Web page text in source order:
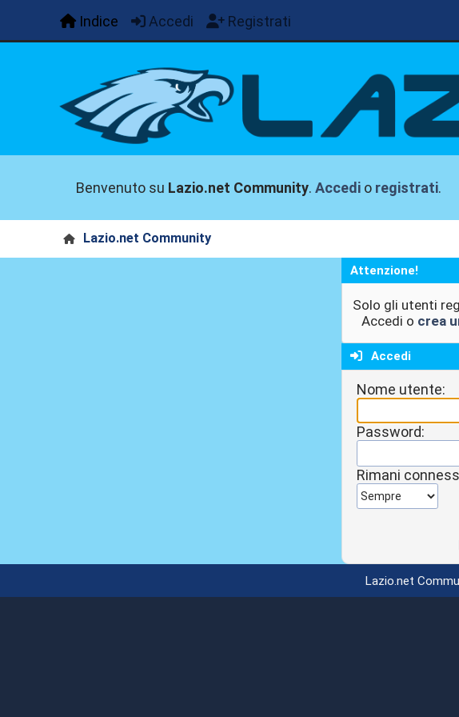
Indice Accedi Registrati
Benvenuto su Lazio.net Community.Accedi o registrati.
Lazio.net Community
Attenzione!
Solo gli utenti
Accedi o crea
Accedi
Nome utente:
Password:
Rimani
Lazio.net